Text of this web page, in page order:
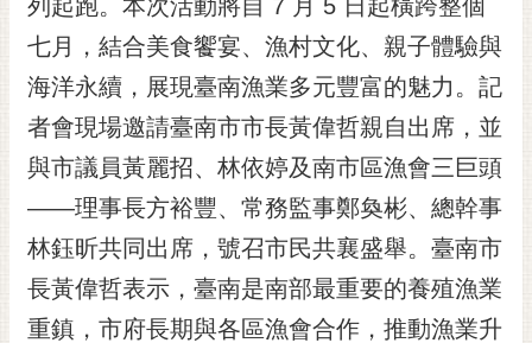
光
花
桐
花
祭
網
站
導
列起跑。本次活動將自 7 月 5 日起橫跨整個
七月，結合美食饗宴、漁村文化、親子體驗與
海洋永續，展現臺南漁業多元豐富的魅力。記
者會現場邀請臺南市市長黃偉哲親自出席，並
與市議員黃麗招、林依婷及南市區漁會三巨頭
——理事長方裕豐、常務監事鄭奐彬、總幹事
林鈺昕共同出席，號召市民共襄盛舉。臺南市
長黃偉哲表示，臺南是南部最重要的養殖漁業
重鎮，市府長期與各區漁會合作，推動漁業升